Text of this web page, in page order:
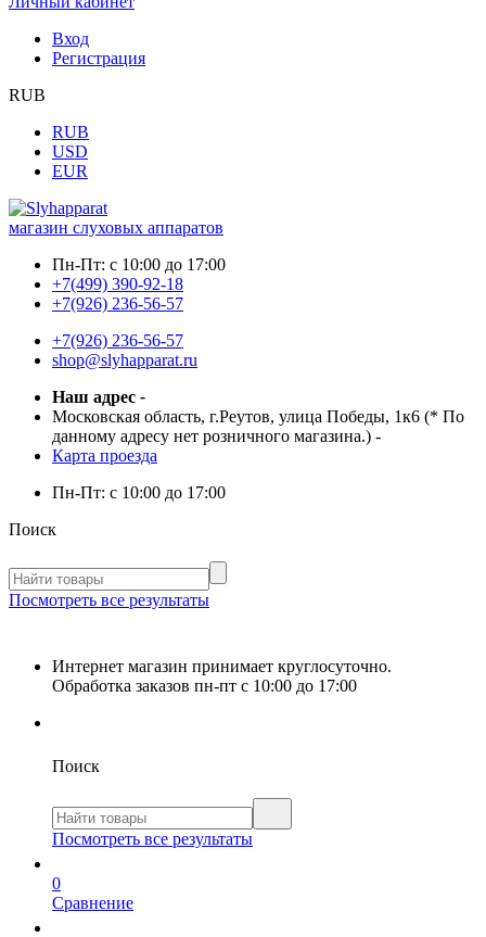
Вход
Регистрация
RUB
RUB
USD
EUR
магазин слуховых аппаратов
Пн-Пт: с 10:00 до 17:00
+7(499) 390-92-18
+7(926) 236-56-57
+7(926) 236-56-57
shop@slyhapparat.ru
Наш адрес -
Московская область, г.Реутов, улица Победы, 1к6 (* По
данному адресу нет розничного магазина.) -
Карта проезда
Пн-Пт: с 10:00 до 17:00
Поиск
Посмотреть все результаты
Интернет магазин принимает круглосуточно.
Обработка заказов пн-пт с 10:00 до 17:00
Поиск
Посмотреть все результаты
0
Сравнение